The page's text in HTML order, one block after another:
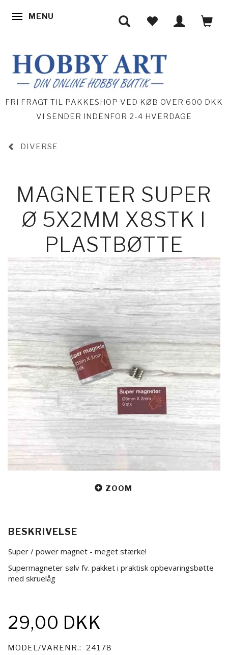
SKIFTE NAVIGATION
MENU
FRI FRAGT TIL PAKKESHOP VED KØB OVER 600 DKK
VI SENDER INDENFOR 2-4 HVERDAGE
DIVERSE
MAGNETER SUPER
Ø 5X2MM X8STK I
PLASTBØTTE
ZOOM
BESKRIVELSE
Super / power magnet - meget stærke!
Supermagneter sølv fv. pakket i praktisk opbevaringsbøtte
med skruelåg
29,00 DKK
MODEL/VARENR.: 24178